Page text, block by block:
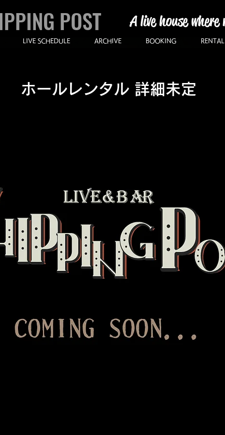
POST A live house
LIVE SCHEDULE ARCHIVE BOOKING RENTAL
ホールレンタル 詳細未定